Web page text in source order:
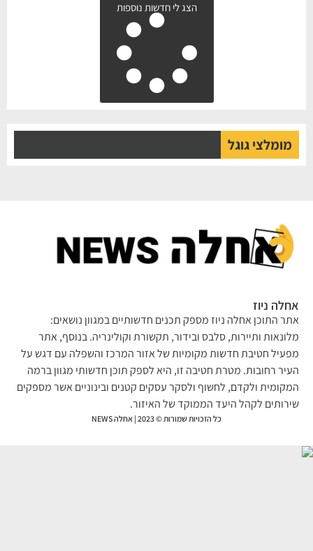
הצג לי חדשות נוספות
מומלצי גוגל
ניוז
התוכן אחלה ניוז מספק תכנים חדשותיים במגוון נושאים:
ותיירות, סלבס ובידור, תקשורת וקולינריה. בנוסף, אתר
חטיבת חדשות מקומיות של אזור המרכז והשפלה עם דגש על
רחובות. מטרת חטיבה זו, היא לספק תוכן חדשותי מגוון ברמה
ולקדם, לחשוף ולסקר עסקים קטנים ובינוניים אשר מספקים
לקהל היעד הממוקד של האיזור.
כל הזכויות שמורות © 2023 | אחלה NEWS